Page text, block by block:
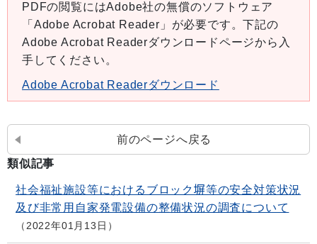
PDFの閲覧にはAdobe社の無償のソフトウェア
「Adobe Acrobat Reader」が必要です。下記の
Adobe Acrobat Readerダウンロードページから入
手してください。
Adobe Acrobat Readerダウンロード
前のページへ戻る
類似記事
社会福祉施設等におけるブロック塀等の安全対策状況
及び非常用自家発電設備の整備状況の調査について
2022年01月13日